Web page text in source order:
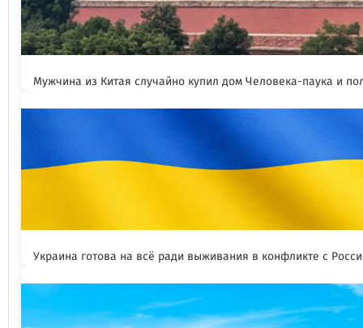
Мужчина из Китая случайно купил дом Человека-паука и
Украина готова на всё ради выживания в конфликте с